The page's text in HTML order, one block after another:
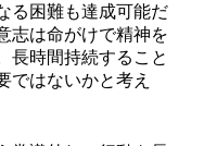
る困難も達成可能だ
志は命がけで精神を
長時間持続すること
ではないかと考え